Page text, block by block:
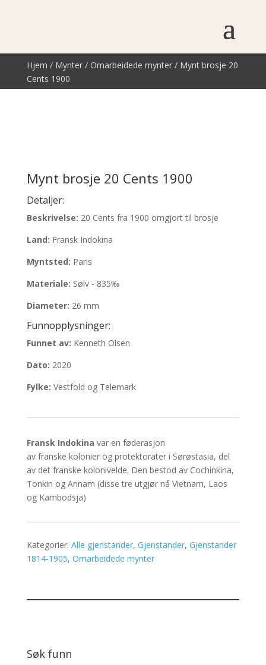
Hjem / Mynter/ Omarbeidede mynter/ Mynt brosje 20
Cents 1900
Mynt brosje 20 Cents 1900
Detaljer:
Beskrivelse: 20 Cents fra 1900 omgjort til brosje
Land: Fransk Indokina
Myntsted: Paris
Materiale: Sølv - 835‰
Diameter: 26 mm
Funnopplysninger:
Funnet av: Kenneth Olsen
Dato: 2020
Fylke: Vestfold og Telemark
Fransk Indokina var en føderasjon
av franske kolonier og protektorater i Sørøstasia, del
av det franske kolonivelde. Den bestod av Cochinkina,
Tonkin og Annam (disse tre utgjør nå Vietnam, Laos
og Kambodsja)
Kategorier: Alle gjenstander, Gjenstander, Gjenstander
1814-1905, Omarbeidede mynter
Søk funn